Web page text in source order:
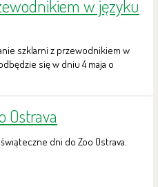
w języku
szklarni z przewodnikiem w
się w dniu 4 maja o
Ostrava
dni do Zoo Ostrava.